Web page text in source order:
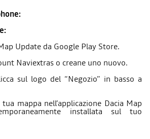
Update da Google Play Store.
Naviextras o creane uno nuovo.
sul logo del “Negozio” in basso a
mappa nell’applicazione Dacia Map
installata sul tuo